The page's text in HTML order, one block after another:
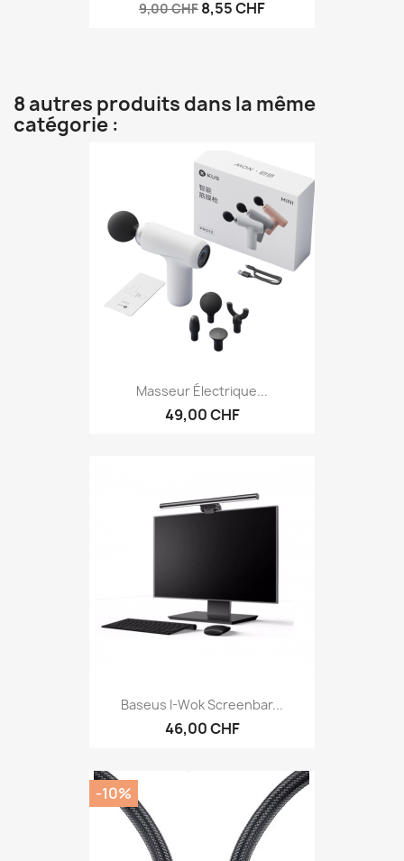
9,00 CHF 8,55 CHF
8 autres produits dans la même
catégorie :
Masseur Électrique...
49,00 CHF
Baseus I-Wok Screenbar...
46,00 CHF
-10%